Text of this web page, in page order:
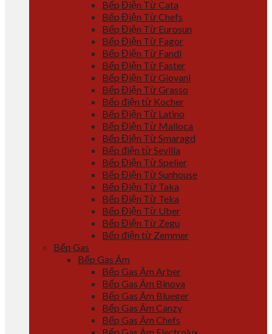
Bếp Điện Từ Cata
Bếp Điện Từ Chefs
Bếp Điện Từ Eurosun
Bếp Điện Từ Fagor
Bếp Điện Từ Fandi
Bếp Điện Từ Faster
Bếp Điện Từ Giovani
Bếp Điện Từ Grasso
Bếp điện từ Kocher
Bếp Điện Từ Latino
Bếp Điện Từ Malloca
Bếp Điện Từ Smaragd
Bếp điện từ Sevilla
Bếp Điện Từ Spelier
Bếp Điện Từ Sunhouse
Bếp Điện Từ Taka
Bếp Điện Từ Teka
Bếp Điện Từ Uber
Bếp Điện Từ Zegu
Bếp điện từ Zemmer
Bếp Gas
Bếp Gas Âm
Bếp Gas Âm Arber
Bếp Gas Âm Binova
Bếp Gas Âm Blueger
Bếp Gas Âm Canzy
Bếp Gas Âm Chefs